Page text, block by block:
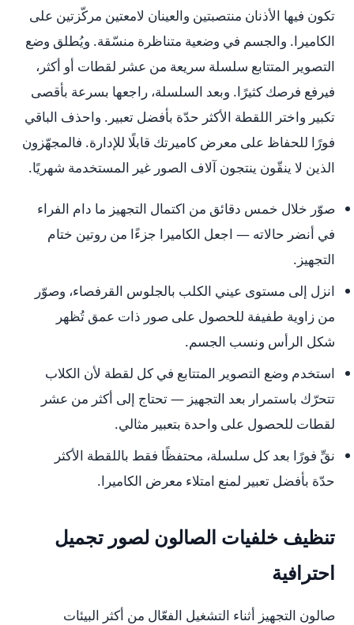
تكون فيها الأذنان منتصبتين والعينان لامعتين مركّزتين على
الكاميرا. والجسم في وضعية متناظرة منسّقة. ويُطلق وضع
التصوير المتتابع سلسلة سريعة من عشر لقطات أو أكثر،
فيرفع فرصك كثيرًا. وبعد السلسلة، راجعها بسرعة بأقصى
تكبير واختر اللقطة الأكثر حدّة بأفضل تعبير. واحذف الباقي
فورًا للحفاظ على معرض كاميرتك قابلًا للإدارة. فالمجهّزون
الذين لا ينقّون ينتجون آلاف الصور غير المستخدمة شهريًا.
صوّر خلال خمس دقائق من اكتمال التجهيز ما دام الفراء
في أنضر حالاته — اجعل الكاميرا جزءًا من روتين ختام
التجهيز.
انزل إلى مستوى عيني الكلب بالجلوس القرفصاء، وصوّر
من زاوية طفيفة للحصول على صور ذات عمق تُظهر
شكل الرأس ونسب الجسم.
استخدم وضع التصوير المتتابع في كل لقطة لأن الكلاب
تتحرّك باستمرار بعد التجهيز — تحتاج إلى أكثر من عشر
لقطات للحصول على واحدة بتعبير مثالي.
نقِّ فورًا بعد كل سلسلة، محتفظًا فقط باللقطة الأكثر
حدّة بأفضل تعبير لمنع امتلاء معرض الكاميرا.
تنظيف خلفيات الصالون لصور تجميل
احترافية
صالون التجهيز أثناء التشغيل الفعّال من أكثر البيئات